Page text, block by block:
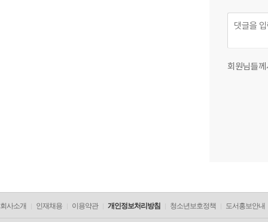
회원님들
회사소개 인재채용 이용약관 개인정보처리방침 청소년보호정책 도서홍보안내